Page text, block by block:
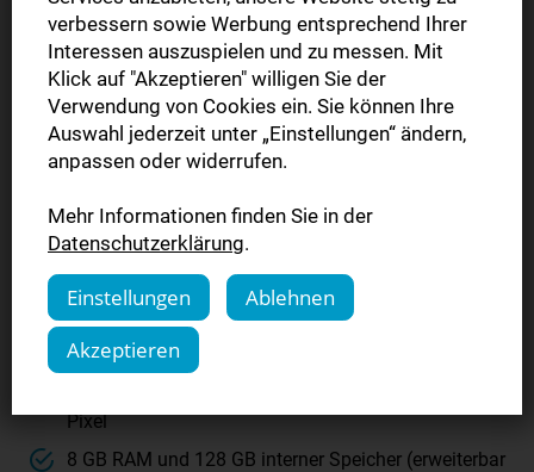
Samsung Tab A11+
(Wifi)
Zuzahlung
wichtiger Hinweis: kein Netzstecker im Lieferumfang
enthalten
nur mit Wifi nutzbar
Pixel
8 GB RAM und 128 GB interner Speicher (erweiterbar
verbessern sowie Werbung entsprechend Ihrer
Interessen auszuspielen und zu messen. Mit
Klick auf "Akzeptieren" willigen Sie der
Verwendung von Cookies ein. Sie können Ihre
Auswahl jederzeit unter „Einstellungen“ ändern,
anpassen oder widerrufen.
Mehr Informationen finden Sie in der
Datenschutzerklärung.
Einstellungen
Ablehnen
Akzeptieren